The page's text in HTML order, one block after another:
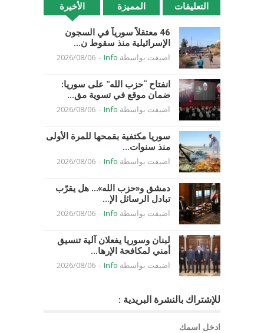
الأخيرة المميزة التعليقات
46 معتقلاً سورياً في السجون
الإسرائيلية منذ سقوط ن...
اضيفت بواسطة Info
-
2026/08/06
انفتاح “حزب الله” على سوريا:
ضمان موقع في تسوية مق...
اضيفت بواسطة Info
-
2026/08/06
سوريا مكتفية بقمحها للمرة الأولى
منذ سنوات...
اضيفت بواسطة Info
-
2026/08/06
دمشق و«حزب الله»… هل يقرّب
تبادل الرسائل الإ...
اضيفت بواسطة Info
-
2026/08/06
لبنان وسوريا يفعلان آلية تنسيق
أمني لمكافحة الإرها...
اضيفت بواسطة Info
-
2026/08/06
للإشتراك بالنشرة البريدية :
ادخل اسمك